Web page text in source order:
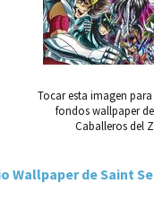
Tocar esta imagen
fondos wallpaper
Caballeros del
Wallpaper de Saint